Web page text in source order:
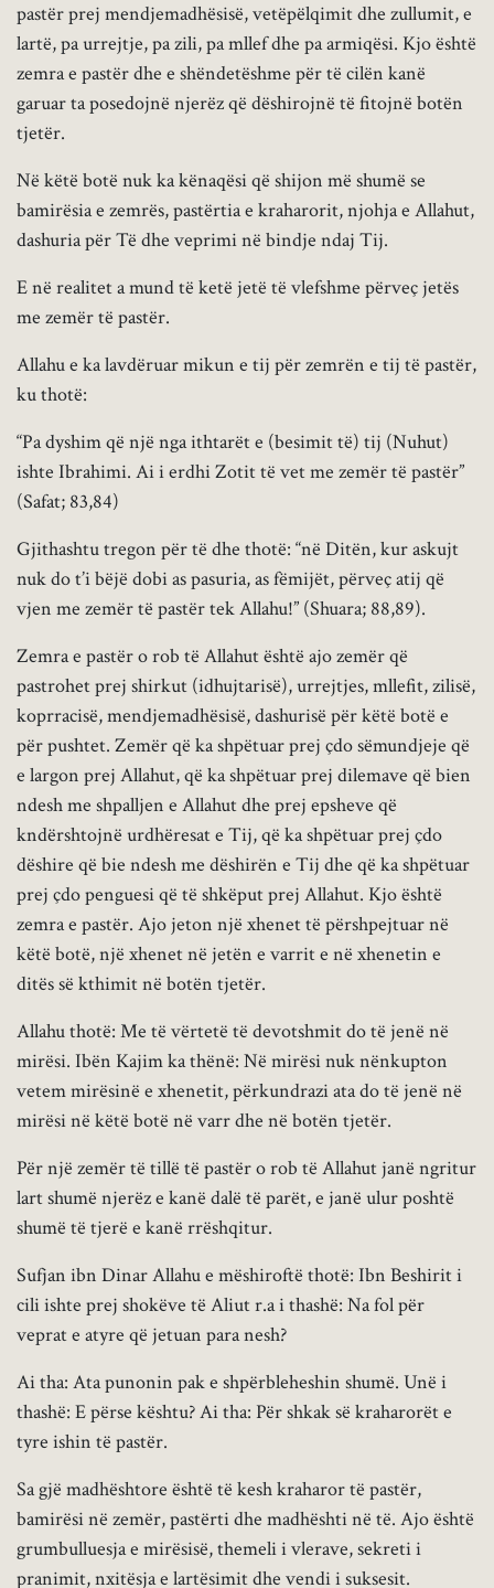
pastër prej mendjemadhësisë, vetëpëlqimit dhe zullumit, e
lartë, pa urrejtje, pa zili, pa mllef dhe pa armiqësi. Kjo është
zemra e pastër dhe e shëndetëshme për të cilën kanë
garuar ta posedojnë njerëz që dëshirojnë të fitojnë botën
tjetër.
Në këtë botë nuk ka kënaqësi që shijon më shumë se
bamirësia e zemrës, pastërtia e kraharorit, njohja e Allahut,
dashuria për Të dhe veprimi në bindje ndaj Tij.
E në realitet a mund të ketë jetë të vlefshme përveç jetës
me zemër të pastër.
Allahu e ka lavdëruar mikun e tij për zemrën e tij të pastër,
ku thotë:
“Pa dyshim që një nga ithtarët e (besimit të) tij (Nuhut)
ishte Ibrahimi. Ai i erdhi Zotit të vet me zemër të pastër”
(Safat; 83,84)
Gjithashtu tregon për të dhe thotë: “në Ditën, kur askujt
nuk do t’i bëjë dobi as pasuria, as fëmijët, përveç atij që
vjen me zemër të pastër tek Allahu!” (Shuara; 88,89).
Zemra e pastër o rob të Allahut është ajo zemër që
pastrohet prej shirkut (idhujtarisë), urrejtjes, mllefit, zilisë,
koprracisë, mendjemadhësisë, dashurisë për këtë botë e
për pushtet. Zemër që ka shpëtuar prej çdo sëmundjeje që
e largon prej Allahut, që ka shpëtuar prej dilemave që bien
ndesh me shpalljen e Allahut dhe prej epsheve që
kndërshtojnë urdhëresat e Tij, që ka shpëtuar prej çdo
dëshire që bie ndesh me dëshirën e Tij dhe që ka shpëtuar
prej çdo penguesi që të shkëput prej Allahut. Kjo është
zemra e pastër. Ajo jeton një xhenet të përshpejtuar në
këtë botë, një xhenet në jetën e varrit e në xhenetin e
ditës së kthimit në botën tjetër.
Allahu thotë: Me të vërtetë të devotshmit do të jenë në
mirësi. Ibën Kajim ka thënë: Në mirësi nuk nënkupton
vetem mirësinë e xhenetit, përkundrazi ata do të jenë në
mirësi në këtë botë në varr dhe në botën tjetër.
Për një zemër të tillë të pastër o rob të Allahut janë ngritur
lart shumë njerëz e kanë dalë të parët, e janë ulur poshtë
shumë të tjerë e kanë rrëshqitur.
Sufjan ibn Dinar Allahu e mëshiroftë thotë: Ibn Beshirit i
cili ishte prej shokëve të Aliut r.a i thashë: Na fol për
veprat e atyre që jetuan para nesh?
Ai tha: Ata punonin pak e shpërbleheshin shumë. Unë i
thashë: E përse kështu? Ai tha: Për shkak së kraharorët e
tyre ishin të pastër.
Sa gjë madhështore është të kesh kraharor të pastër,
bamirësi në zemër, pastërti dhe madhështi në të. Ajo është
grumbulluesja e mirësisë, themeli i vlerave, sekreti i
pranimit, nxitësja e lartësimit dhe vendi i suksesit.